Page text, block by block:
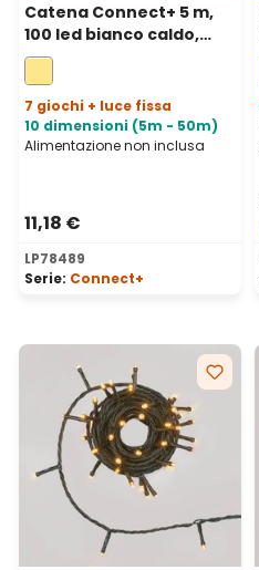
Catena Connect+ 5 m,
100 led bianco caldo,
cavo trasparente,
prolungabile
7 giochi + luce fissa
10 dimensioni (5m - 50m)
Alimentazione non inclusa
11,18 €
LP78489
Serie: Connect+